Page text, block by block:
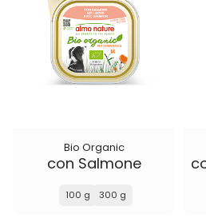
Bio Organic
con Salmone
100 g 300 g